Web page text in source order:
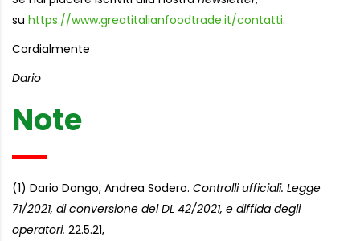
su https://www.greatitalianfoodtrade.it/contatti.
Cordialmente
Dario
Note
(1) Dario Dongo, Andrea Sodero. Controlli ufficiali. Legge
71/2021, di conversione del DL 42/2021, e diffida degli
operatori. 22.5.21,